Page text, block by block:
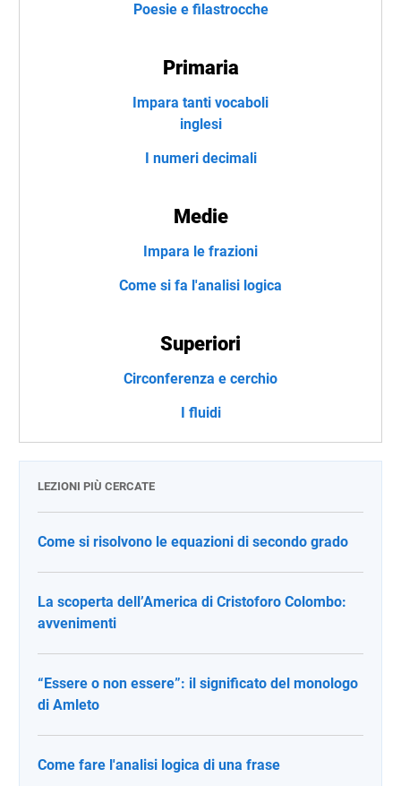
Poesie e filastrocche
Primaria
Impara tanti vocaboli
inglesi
I numeri decimali
Medie
Impara le frazioni
Come si fa l'analisi logica
Superiori
Circonferenza e cerchio
I fluidi
LEZIONI PIÙ CERCATE
Come si risolvono le equazioni di secondo grado
La scoperta dell’America di Cristoforo Colombo:
avvenimenti
“Essere o non essere”: il significato del monologo
di Amleto
Come fare l'analisi logica di una frase